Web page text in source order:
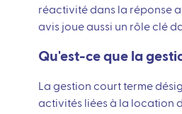
réactivité dans la réponse
avis joue aussi un rôle clé
Qu'est-ce que la
La gestion court terme
activités liées à la location